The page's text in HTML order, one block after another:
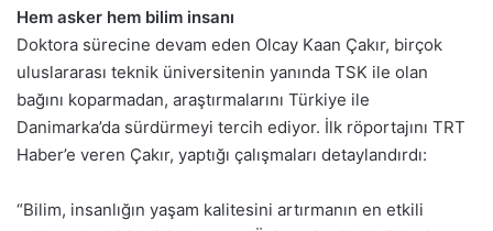
Hem asker hem bilim insanı
Doktora sürecine devam eden Olcay Kaan Çakır, birçok
uluslararası teknik üniversitenin yanında TSK ile olan
bağını koparmadan, araştırmalarını Türkiye ile
Danimarka’da sürdürmeyi tercih ediyor. İlk röportajını TRT
Haber’e veren Çakır, yaptığı çalışmaları detaylandırdı:
“Bilim, insanlığın yaşam kalitesini artırmanın en etkili